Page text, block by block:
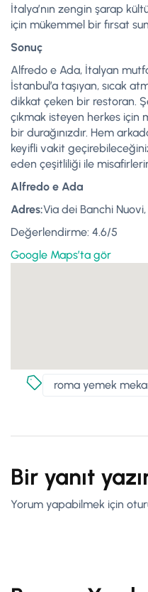
İtalya’nın zengin şarap
için mükemmel bir fırsat
Sonuç
Alfredo e Ada, İtalyan
İstanbul’a taşıyan, sıcak
dikkat çeken bir restoran.
çıkmak isteyen herkes için
bir durağınızdır. Hem
keyifli vakit
eden çeşitliliği ile
Alfredo e Ada
Adres:Via dei Banchi
Değerlendirme: 4.6/5
Google Maps’ta gör
roma yemek
Bir yanıt
Yorum yapabilmek için